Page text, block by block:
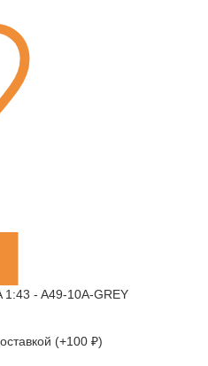
1:43 - A49-10A-GREY
(+100 ₽)